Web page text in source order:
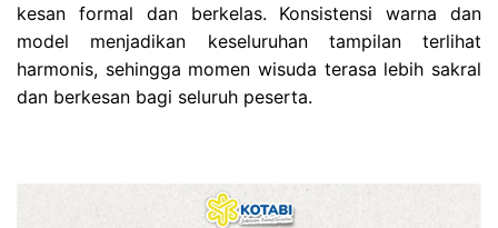
kesan formal dan berkelas. Konsistensi warna dan
model menjadikan keseluruhan tampilan terlihat
harmonis, sehingga momen wisuda terasa lebih sakral
dan berkesan bagi seluruh peserta.